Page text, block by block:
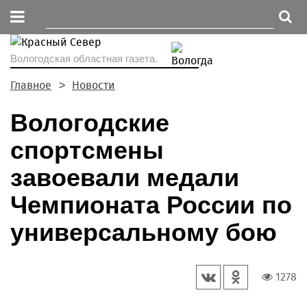
Вологодская областная газета.
Главное Новости
Вологодские
спортсмены
завоевали медали
Чемпионата России по
универсальному бою
1278